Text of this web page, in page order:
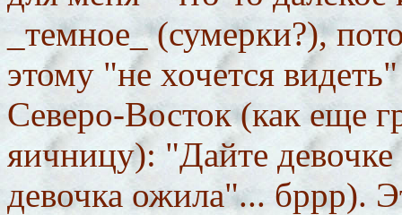
_темное_ (сумерки?),
этому "не хочется
Северо-Восток (как еще
яичницу): "Дайте
девочка ожила"... бррр).